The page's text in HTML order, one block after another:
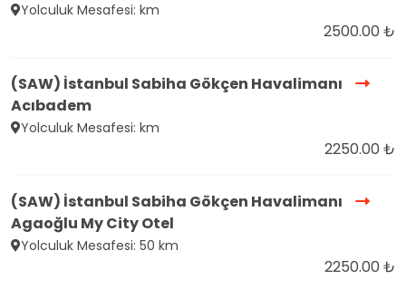
Yolculuk Mesafesi: km
2500.00 ₺
(SAW) İstanbul Sabiha Gökçen Havalimanı
Acıbadem
Yolculuk Mesafesi: km
2250.00 ₺
(SAW) İstanbul Sabiha Gökçen Havalimanı
Agaoğlu My City Otel
Yolculuk Mesafesi: 50 km
2250.00 ₺